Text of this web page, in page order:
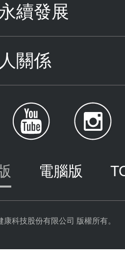
續發展
關係
電腦版
科技股份有限公司 版權所有。